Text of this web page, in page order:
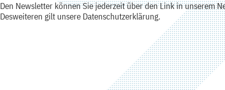
Den Newsletter können Sie jederzeit über den Link in unserem
Desweiteren gilt unsere Datenschutzerklärung.